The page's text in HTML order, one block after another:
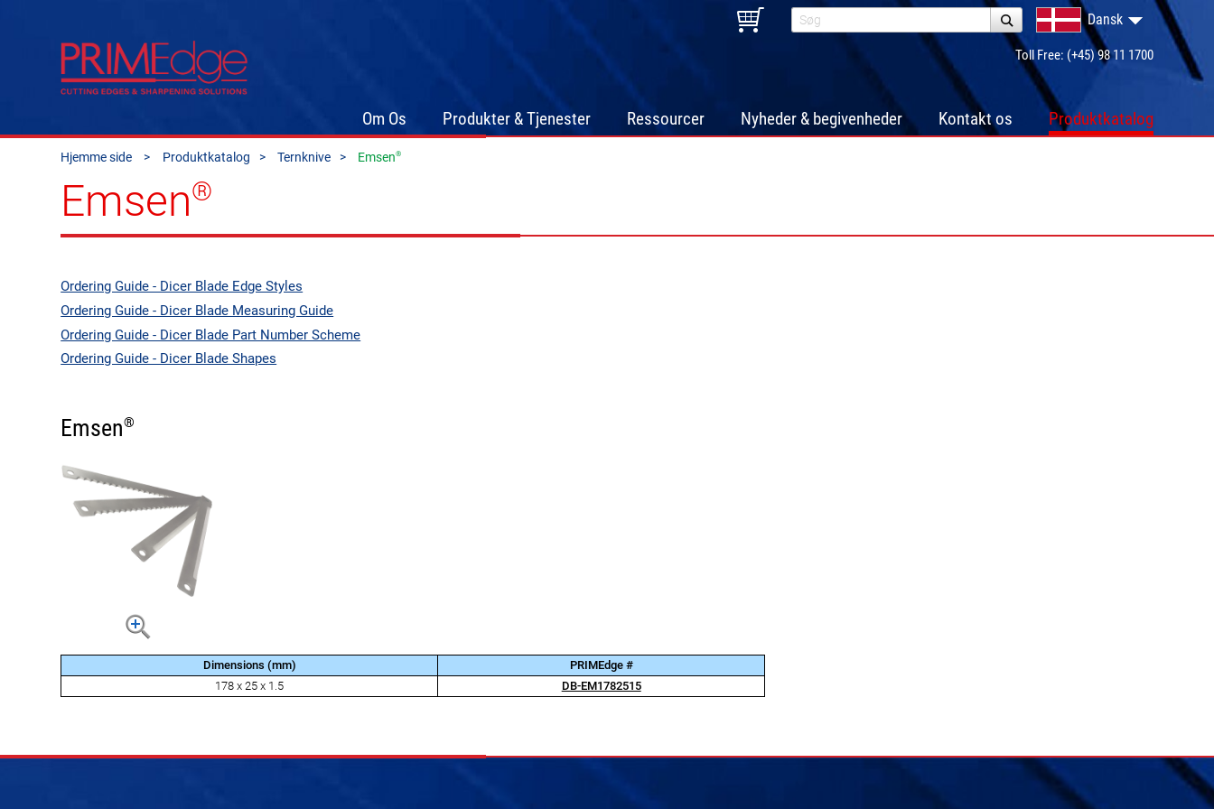
Dansk
Toll Free: (+45) 98 11 1700
Om Os Produkter & Tjenester Ressourcer Nyheder & begivenheder Kontakt os Produktkatalog
Hjemme side Produktkatalog Ternknive Emsen®
Emsen®
Ordering Guide - Dicer Blade Edge Styles
Ordering Guide - Dicer Blade Measuring Guide
Ordering Guide - Dicer Blade Part Number Scheme
Ordering Guide - Dicer Blade Shapes
Emsen®
Dimensions (mm)
PRIMEdge #
178 x 25 x 1.5
DB-EM1782515